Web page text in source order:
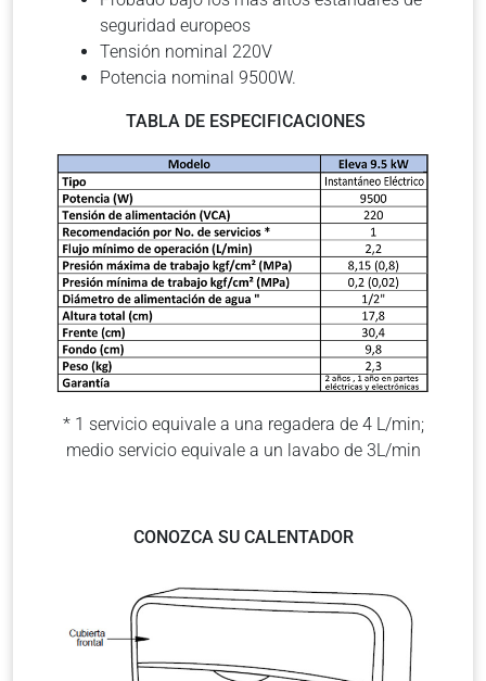
seguridad europeos
Tensión nominal 220V
Potencia nominal 9500W.
TABLA DE ESPECIFICACIONES
* 1 servicio equivale a una regadera de 4 L/min;
medio servicio equivale a un lavabo de 3L/min
CONOZCA SU CALENTADOR